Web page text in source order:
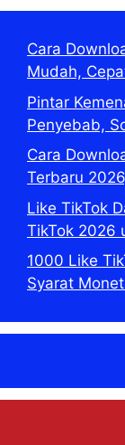
Cara
Mudah,
Pintar
Penyebab,
Cara
Terbaru
Like TikTok
TikTok 2026
1000 Like
Syarat